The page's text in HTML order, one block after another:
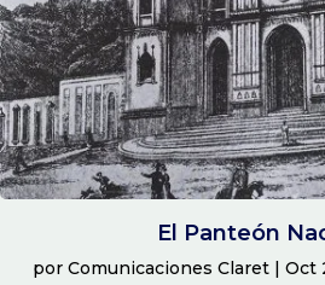
El Panteón
por Comunicaciones Claret| Oct